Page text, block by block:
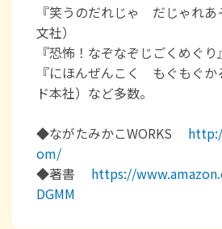
『笑うのだれじゃ だじゃれ
文社）
『恐怖！なぞなぞじごくめぐり
『にほんぜんこく もぐもぐか
ド本社）など多数。
◆ながたみかこWORKS
om/
◆著書 https://
DGMM